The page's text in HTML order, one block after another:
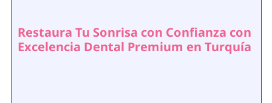
Restaura Tu Sonrisa con Confianza con
Excelencia Dental Premium en Turquía